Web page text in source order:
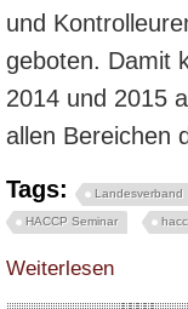
und
geboten. Damit
2014 und 2015
allen Bereichen
Tags:
Landesverband
HACCP Seminar
Weiterlesen